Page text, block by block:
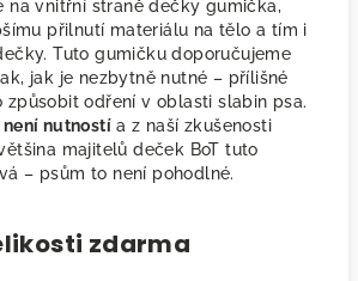
na vnitřní straně dečky gumička,
přilnutí materiálu na tělo a tím i
Tuto gumičku doporučujeme
jak je nezbytně nutné – přílišné
způsobit odření v oblasti slabin psa.
není nutností a z naší zkušenosti
majitelů deček BoT tuto
– psům to není pohodlné.
zdarma